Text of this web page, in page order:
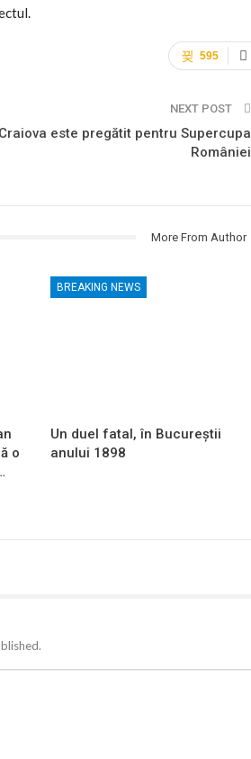
595
NEXT POST
este pregătit pentru Supercupa
României
More From Author
o
BREAKING NEWS
Un duel fatal, în Bucureştii
anului 1898